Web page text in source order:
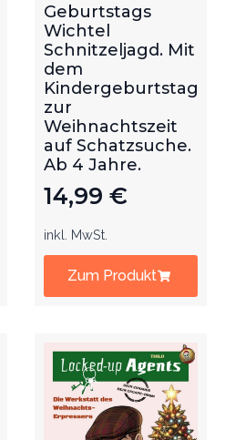
Geburtstags
Wichtel
Schnitzeljagd. Mit
dem
Kindergeburtstag
zur
Weihnachtszeit
auf Schatzsuche.
Ab 4 Jahre.
14,99 €
inkl. MwSt.
Zum Produkt